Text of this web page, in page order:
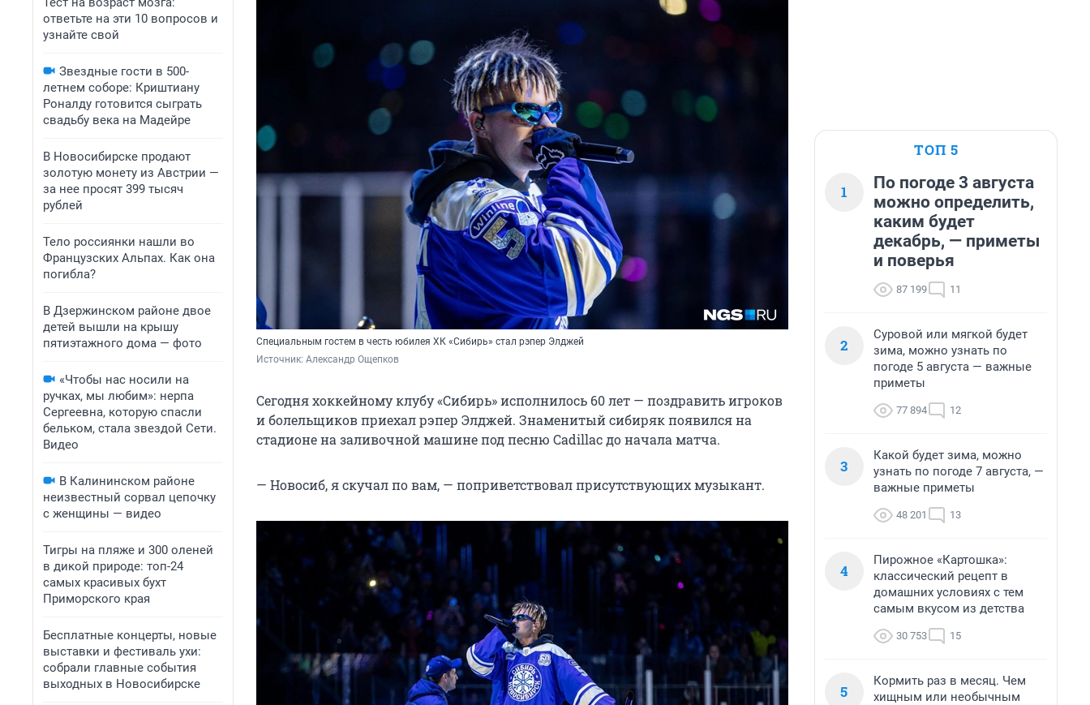
ответьте на эти 10 вопросов и
узнайте свой
Звездные гости в 500-
летнем соборе: Криштиану
Роналду готовится сыграть
свадьбу века на Мадейре
В Новосибирске продают
золотую монету из Австрии —
за нее просят 399 тысяч
рублей
Тело россиянки нашли во
Французских Альпах. Как она
погибла?
В Дзержинском районе двое
детей вышли на крышу
пятиэтажного дома — фото
«Чтобы нас носили на
ручках, мы любим»: нерпа
Сергеевна, которую спасли
бельком, стала звездой Сети.
Видео
В Калининском районе
неизвестный сорвал цепочку
с женщины — видео
Тигры на пляже и 300 оленей
в дикой природе: топ-24
самых красивых бухт
Приморского края
Бесплатные концерты, новые
выставки и фестиваль ухи:
собрали главные события
выходных в Новосибирске
Специальным гостем в честь юбилея ХК «Сибирь» стал рэпер Элджей
Источник: Александр Ощепков
Сегодня хоккейному клубу «Сибирь» исполнилось 60 лет — поздравить игроков
и болельщиков приехал рэпер Элджей. Знаменитый сибиряк появился на
стадионе на заливочной машине под песню Cadillac до начала матча.
— Новосиб, я скучал по вам, — поприветствовал присутствующих музыкант.
ТОП 5
1
По погоде 3 августа
можно определить,
каким будет
декабрь, — приметы
и поверья
87 199 11
2
Суровой или мягкой будет
зима, можно узнать по
погоде 5 августа — важные
приметы
77 894 12
3
Какой будет зима, можно
узнать по погоде 7 августа, —
важные приметы
48 201 13
4
Пирожное «Картошка»:
классический рецепт в
домашних условиях с тем
самым вкусом из детства
30 753 15
5
Кормить раз в месяц. Чем
хищным или необычным